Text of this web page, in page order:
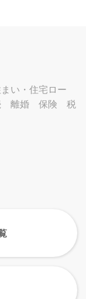
い・住宅ロー
離婚 保険
税